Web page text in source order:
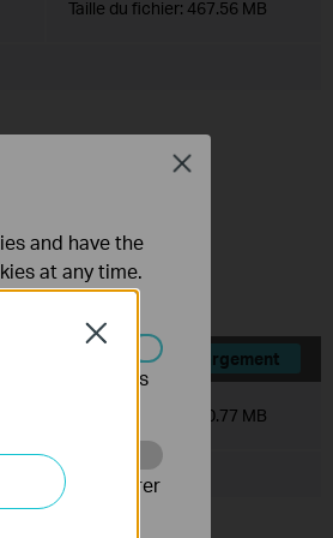
Taille du fichier: 467.56 MB
history module.
Téléchargement
530.77 MB
Close
and have the
at any time.
être désactivés
pour améliorer
Close